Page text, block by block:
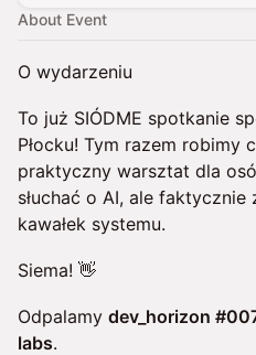
About Event
O wydarzeniu
To już SIÓDME spotkanie
Płocku! Tym razem robimy
praktyczny warsztat dla
słuchać o AI, ale faktycznie
kawałek systemu.
Siema! 👋
Odpalamy dev_horizon
labs.